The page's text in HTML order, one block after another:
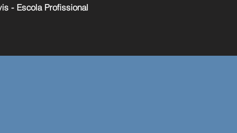
- Escola Profissional